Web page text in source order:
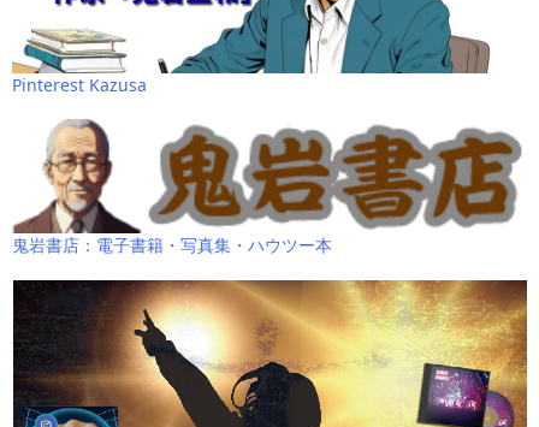
Pinterest Kazusa
鬼岩書店：電子書籍・写真集・ハウツー本